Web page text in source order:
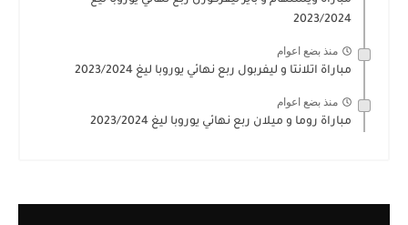
2023/2024
منذ بضع اعوام
مباراة اتلانتا و ليفربول ربع نهائي يوروبا ليغ 2023/2024
منذ بضع اعوام
مباراة روما و ميلان ربع نهائي يوروبا ليغ 2023/2024